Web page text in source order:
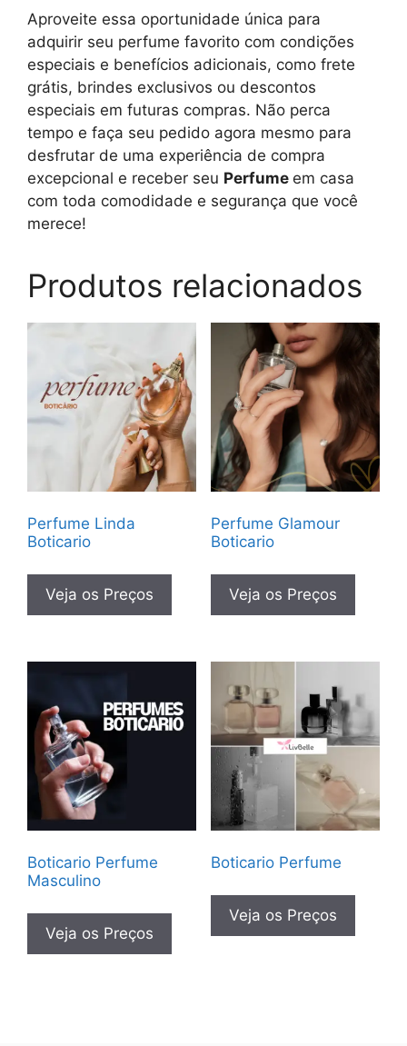
Aproveite essa oportunidade única para
adquirir seu perfume favorito com condições
especiais e benefícios adicionais, como frete
grátis, brindes exclusivos ou descontos
especiais em futuras compras. Não perca
tempo e faça seu pedido agora mesmo para
desfrutar de uma experiência de compra
excepcional e receber seu Perfume em casa
com toda comodidade e segurança que você
merece!
Produtos relacionados
Perfume Linda
Boticario
Veja os Preços
Perfume Glamour
Boticario
Veja os Preços
Boticario Perfume
Masculino
Veja os Preços
Boticario Perfume
Veja os Preços